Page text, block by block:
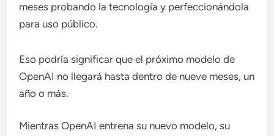
meses probando la tecnología y perfeccionándola
para uso público.
Eso podría significar que el próximo modelo de
OpenAI no llegará hasta dentro de nueve meses, un
año o más.
Mientras OpenAI entrena su nuevo modelo, su